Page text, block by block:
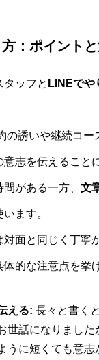
：ポイント
タッフと LINEでや
の誘いや継続コー
志を伝えること
がある一方、 文
ます。
面と同じく丁寧
的な注意点を挙
える: 長々と書く
世話になりました
うに短くても意志